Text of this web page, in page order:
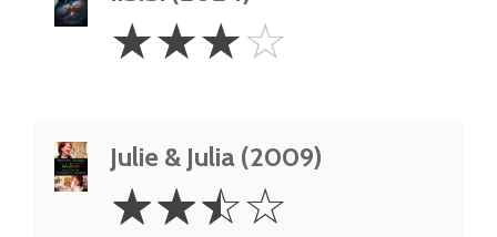
Stars
☆☆☆☆
Julie & Julia (2009)
2.5
Stars
☆☆☆☆